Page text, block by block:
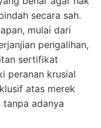
secara sah.
mulai dari
pengalihan,
sertifikat
peranan krusial
atas merek
adanya